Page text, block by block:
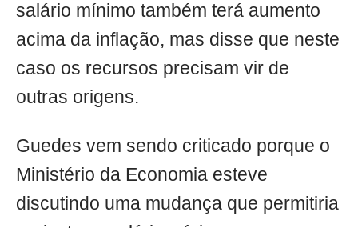
salário mínimo também terá aumento
acima da inflação, mas disse que neste
caso os recursos precisam vir de
outras origens.
Guedes vem sendo criticado porque o
Ministério da Economia esteve
discutindo uma mudança que permitiria